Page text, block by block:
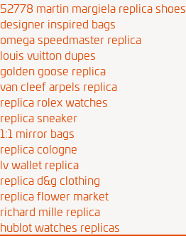
52778 martin margiela replica shoes
designer inspired bags
omega speedmaster replica
louis vuitton dupes
golden goose replica
van cleef arpels replica
replica rolex watches
replica sneaker
1:1 mirror bags
replica cologne
lv wallet replica
replica d&g clothing
replica flower market
richard mille replica
hublot watches replicas